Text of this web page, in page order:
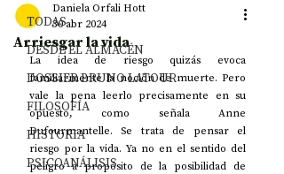
TODAS
DESDE EL ALMACÉN
DOSSIER BRUNO LATOUR
FILOSOFÍA
HISTORIA
PSICOANÁLISIS
Arriesgar la vida
Daniela Orfali Hott
30 abr 2024
La idea de riesgo quizás evoca
familiarmente la noción de muerte. Pero
vale la pena leerlo precisamente en su
opuesto, como señala Anne
Dufourmantelle. Se trata de pensar el
riesgo por la vida. Ya no en el sentido del
peligro a propósito de la posibilidad de